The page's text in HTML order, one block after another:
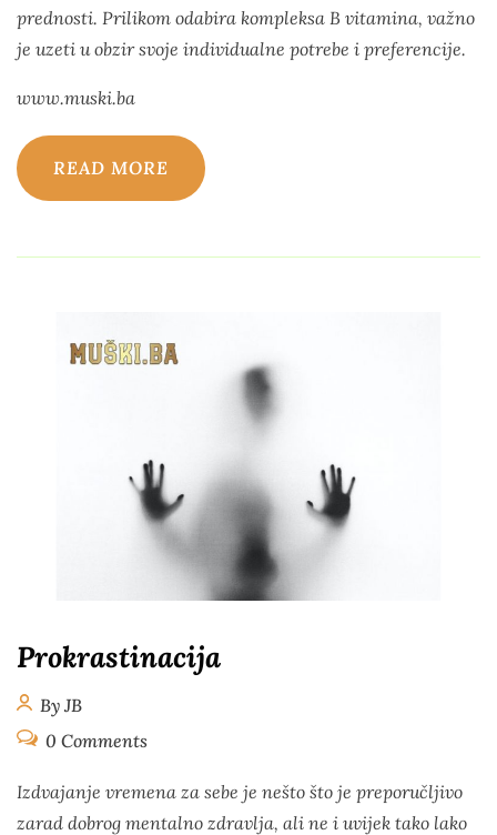
prednosti. Prilikom odabira kompleksa B vitamina, važno
je uzeti u obzir svoje individualne potrebe i preferencije.
www.muski.ba
READ MORE
Prokrastinacija
By JB
0 Comments
Izdvajanje vremena za sebe je nešto što je preporučljivo
zarad dobrog mentalno zdravlja, ali ne i uvijek tako lako